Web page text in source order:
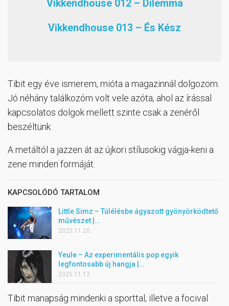
Vikkendhouse 012 – Dilemma
Vikkendhouse 013 – És Kész
Tibit egy éve ismerem, mióta a magazinnál dolgozom.
Jó néhány találkozóm volt vele azóta, ahol az írással
kapcsolatos dolgok mellett szinte csak a zenéről
beszéltünk.
A metáltól a jazzen át az újkori stílusokig vágja-keni a
zene minden formáját.
KAPCSOLÓDÓ TARTALOM
Little Simz – Túlélésbe ágyazott gyönyörködtető
művészet |…
2025.11.20.
Yeule – Az experimentális pop egyik
legfontosabb új hangja |…
2025.11.12.
Tibit manapság mindenki a sporttal, illetve a focival